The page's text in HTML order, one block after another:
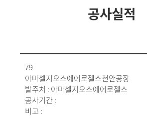
공사실적
79
아마셀지오스에어로젤스천안공장
발주처 : 아마셀지오스에어로젤스
공사기간 :
비고 :